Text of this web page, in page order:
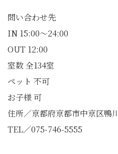
問い合わせ先
IN 15:00～24:00
OUT 12:00
室数 全134室
ペット 不可
お子様 可
住所／京都府京都市中京区鴨
TEL／075-746-5555